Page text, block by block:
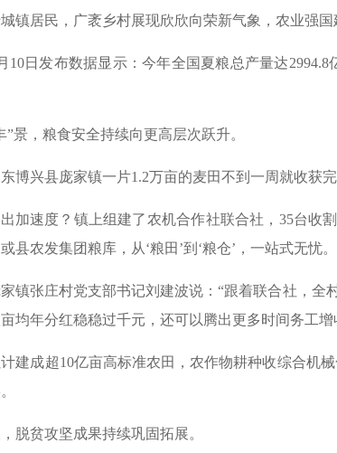
镇居民，广袤乡村展现欣欣向荣新气象，农业强国
10日发布数据显示：今年全国夏粮总产量达
”景，粮食安全持续向更高层次跃升。
博兴县庞家镇一片1.2万亩的麦田不到一周就收获完
加速度？镇上组建了农机合作社联合社，35台收
县农发集团粮库，从‘粮田’到‘粮仓’，一站式无忧
镇张庄村党支部书记刘建波说：“跟着联合社，全
均年分红稳稳过千元，还可以腾出更多时间务工增
建成超10亿亩高标准农田，农作物耕种收综合机
脱贫攻坚成果持续巩固拓展。